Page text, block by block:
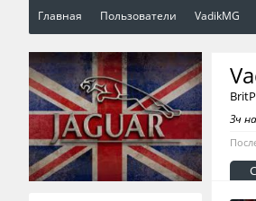
Главная Пользователи VadikMG
Зч